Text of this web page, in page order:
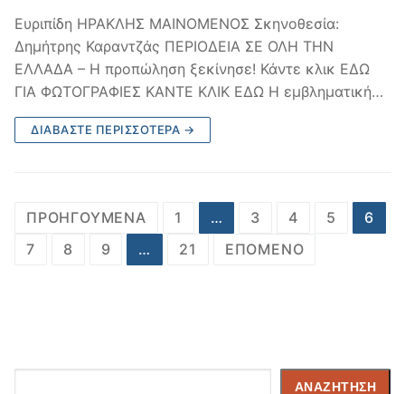
Ευριπίδη ΗΡΑΚΛΗΣ ΜΑΙΝΟΜΕΝΟΣ Σκηνοθεσία:
Δημήτρης Καραντζάς ΠΕΡΙΟΔΕΙΑ ΣΕ ΟΛΗ ΤΗΝ
ΕΛΛΑΔΑ – Η προπώληση ξεκίνησε! Κάντε κλικ ΕΔΩ
ΓΙΑ ΦΩΤΟΓΡΑΦΙΕΣ ΚΑΝΤΕ ΚΛΙΚ ΕΔΩ Η εμβληματική…
ΔΙΑΒΆΣΤΕ ΠΕΡΙΣΣΌΤΕΡΑ →
Σελιδοποίηση
άρθρων
ΠΡΟΗΓΟΎΜΕΝΑ 1 … 3 4 5
6
7
8 9 … 21 ΕΠΌΜΕΝΟ
ΑΝΑΖΉΤΗΣΗ